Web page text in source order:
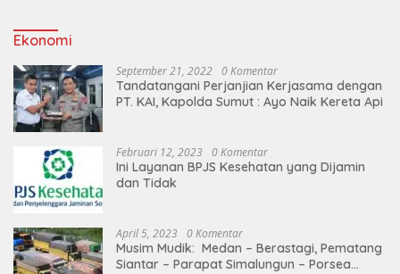
Ekonomi
September 21, 2022 0 Komentar
Tandatangani Perjanjian Kerjasama dengan
PT. KAI, Kapolda Sumut : Ayo Naik Kereta Api
Februari 12, 2023 0 Komentar
Ini Layanan BPJS Kesehatan yang Dijamin
dan Tidak
April 5, 2023 0 Komentar
Musim Mudik: Medan – Berastagi, Pematang
Siantar – Parapat Simalungun – Porsea